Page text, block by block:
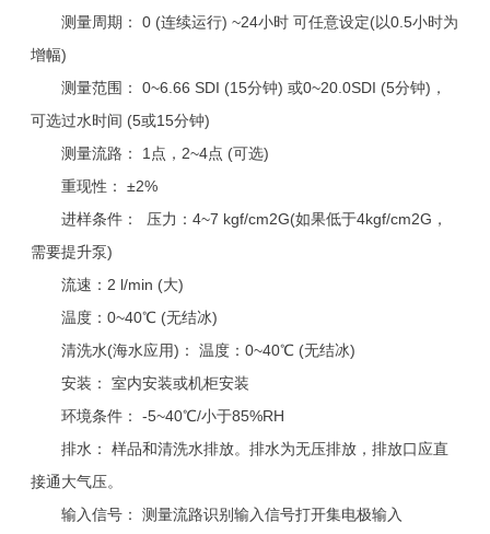
测量周期： 0 (连续运行) ~24小时 可任意设定(以0.5小时为
增幅)
测量范围： 0~6.66 SDI (15分钟) 或0~20.0SDI (5分钟)，
可选过水时间 (5或15分钟)
测量流路： 1点，2~4点 (可选)
重现性： ±2%
进样条件： 压力：4~7 kgf/cm2G(如果低于4kgf/cm2G，
需要提升泵)
流速：2 l/min (大)
温度：0~40℃ (无结冰)
清洗水(海水应用)： 温度：0~40℃ (无结冰)
安装： 室内安装或机柜安装
环境条件： -5~40℃/小于85%RH
排水： 样品和清洗水排放。排水为无压排放，排放口应直
接通大气压。
输入信号： 测量流路识别输入信号打开集电极输入